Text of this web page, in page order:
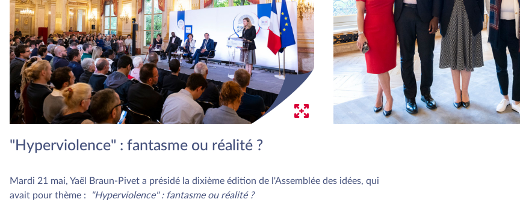
"Hyperviolence" : fantasme ou réalité ?
Mardi 21 mai, Yaël Braun-Pivet a présidé la dixième édition de l'Assemblée des idées, qui
avait pour thème :
"Hyperviolence" : fantasme ou réalité ?